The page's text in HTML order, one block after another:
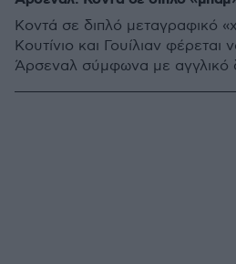
Κοντά σε διπλό μεταγραφικό
Κουτίνιο και Γουίλιαν φέρεται
Άρσεναλ σύμφωνα με αγγλικό